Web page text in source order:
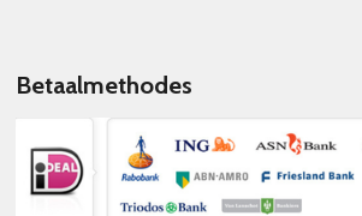
Betaalmethodes